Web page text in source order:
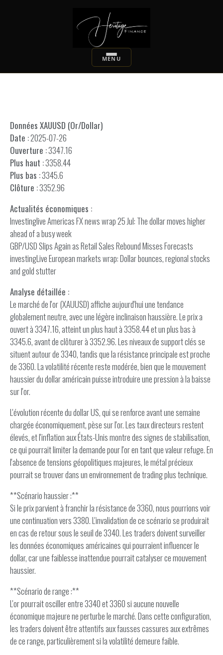
Données XAUUSD (Or/Dollar)
Date :2025-07-26
Ouverture :3347.16
Plus haut :3358.44
Plus bas :3345.6
Clôture :3352.96
Actualités économiques :
Investinglive Americas FX news wrap 25 Jul: The dollar moves higher
ahead of a busy week
GBP/USD Slips Again as Retail Sales Rebound Misses Forecasts
investingLive European markets wrap: Dollar bounces, regional stocks
and gold stutter
Analyse détaillée :
Le marché de l'or (XAUUSD) affiche aujourd'hui une tendance
globalement neutre, avec une légère inclinaison haussière. Le prix a
ouvert à 3347.16, atteint un plus haut à 3358.44 et un plus bas à
3345.6, avant de clôturer à 3352.96. Les niveaux de support clés se
situent autour de 3340, tandis que la résistance principale est proche
de 3360. La volatilité récente reste modérée, bien que le mouvement
haussier du dollar américain puisse introduire une pression à la baisse
sur l'or.
L'évolution récente du dollar US, qui se renforce avant une semaine
chargée économiquement, pèse sur l'or. Les taux directeurs restent
élevés, et l'inflation aux États-Unis montre des signes de stabilisation,
ce qui pourrait limiter la demande pour l'or en tant que valeur refuge. En
l'absence de tensions géopolitiques majeures, le métal précieux
pourrait se trouver dans un environnement de trading plus technique.
**Scénario haussier :**
Si le prix parvient à franchir la résistance de 3360, nous pourrions voir
une continuation vers 3380. L'invalidation de ce scénario se produirait
en cas de retour sous le seuil de 3340. Les traders doivent surveiller
les données économiques américaines qui pourraient influencer le
dollar, car une faiblesse inattendue pourrait catalyser ce mouvement
haussier.
**Scénario de range :**
L'or pourrait osciller entre 3340 et 3360 si aucune nouvelle
économique majeure ne perturbe le marché. Dans cette configuration,
les traders doivent être attentifs aux fausses cassures aux extrêmes
de ce range, particulièrement si la volatilité demeure faible.